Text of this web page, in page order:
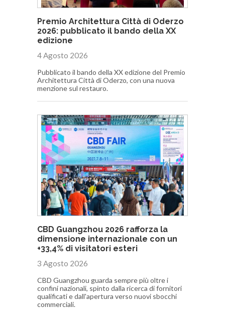
Premio Architettura Città di Oderzo
2026: pubblicato il bando della XX
edizione
4 Agosto 2026
Pubblicato il bando della XX edizione del Premio
Architettura Città di Oderzo, con una nuova
menzione sul restauro.
CBD Guangzhou 2026 rafforza la
dimensione internazionale con un
+33,4% di visitatori esteri
3 Agosto 2026
CBD Guangzhou guarda sempre più oltre i
confini nazionali, spinto dalla ricerca di fornitori
qualificati e dall'apertura verso nuovi sbocchi
commerciali.